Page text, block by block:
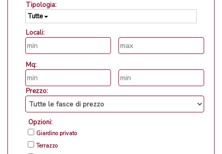
Tipologia:
Tutte
Locali:
Mq:
Prezzo:
Opzioni:
Giardino privato
Terrazzo